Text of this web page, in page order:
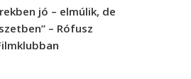
jó – elmúlik, de
– Rófusz